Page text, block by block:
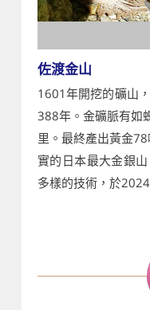
佐渡金山
1601年開挖的礦山
388年。金礦脈有如
里。最終產出黃金
實的日本最大金銀
多樣的技術，於